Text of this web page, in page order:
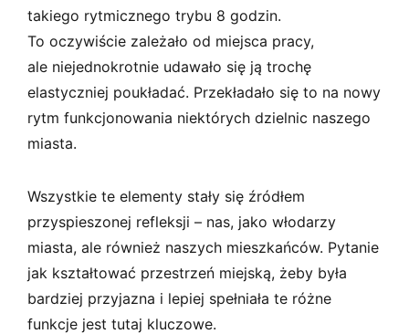
takiego rytmicznego trybu 8 godzin.
To oczywiście zależało od miejsca pracy,
ale niejednokrotnie udawało się ją trochę
elastyczniej poukładać. Przekładało się to na nowy
rytm funkcjonowania niektórych dzielnic naszego
miasta.
Wszystkie te elementy stały się źródłem
przyspieszonej refleksji – nas, jako włodarzy
miasta, ale również naszych mieszkańców. Pytanie
jak kształtować przestrzeń miejską, żeby była
bardziej przyjazna i lepiej spełniała te różne
funkcje jest tutaj kluczowe.